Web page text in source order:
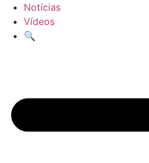
Notícias
Vídeos
🔍